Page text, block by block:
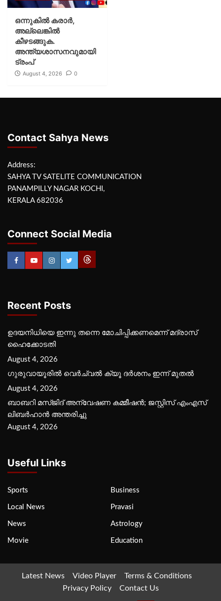
ഒന്നുകില്‍ കരാര്‍,
അല്ലെങ്കില്‍
കീഴടങ്ങുക.
അന്ത്യശാസനവുമായി
ട്രംപ്
August 4, 2026 0
Contact Sahya News
Address:
SAHYA TV SATELITE COMMUNICATION
PANAMPILLY NAGAR KOCHI,
KERALA 682036
Connect Social Media
Recent Posts
ഉദയനിധിയെ ഇന്നു തന്നെ മോചിപ്പിക്കണമെന്ന് മദ്രാസ്
ഹൈക്കോടതി
August 4, 2026
ഗുരുവായൂരില്‍ വെര്‍ച്വല്‍ ക്യൂ ദര്‍ശനം ഇന്ന് മുതല്‍
August 4, 2026
ബാബറി മസ്ജിദ് അന്വേഷണ കമ്മീഷന്‍; ജസ്റ്റിസ് എംഎസ്
ലിബര്‍ഹാന്‍ അന്തരിച്ചു
August 4, 2026
Useful Links
Sports Business
Local News Pravasi
News Astrology
Movie Education
Latest News Video Player
Terms & Conditions
Privacy Policy
Contact Us